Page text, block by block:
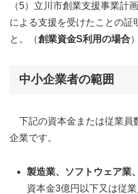
（5）立川市創業支援事業計
による支援を受けたことの証
と。（創業資金S利用の場合）
中小企業者の範囲
下記の資本金または従業員
企業です。
製造業、ソフトウェア業
資本金3億円以下又は従